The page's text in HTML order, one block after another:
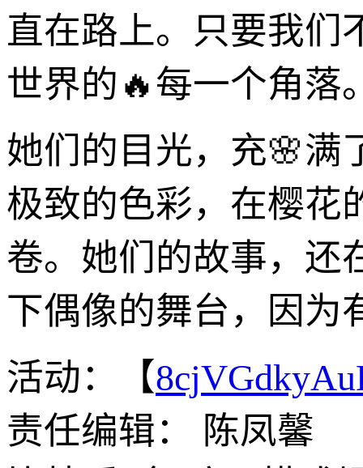
直在路上。只要我们
世界的🔥每一个角落
她们的目光，充🌸满
极致的色彩，在樱花
卷。她们的故事，还
下偶像的舞台，因为
活动：【
责任编辑： 陈凤馨